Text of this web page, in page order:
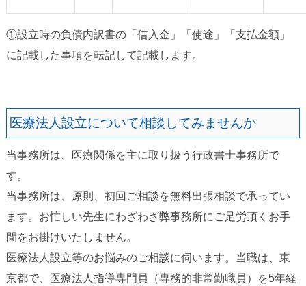
①設立時の負債内訳書の「借入金」「使途」「支払金額」
に記載した事項を転記して記載します。
医療法人設立について相談してみませんか
当事務所は、医療関係を主に取り扱う行政書士事務所で
す。
当事務所は、原則、初回ご相談を無料出張相談で承ってい
ます。お忙しい先生にわざわざ弊事務所にご足労頂くお手
間をお掛けいたしません。
医療法人設立等のお悩みのご相談に伺います。当職は、東
京都で、医療法人指導専門員（専務的非常勤職員）を5年経